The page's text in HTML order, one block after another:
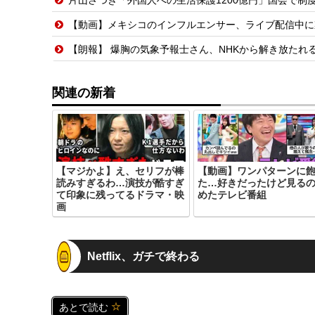
【動画】メキシコのインフルエンサー、ライブ配信中
【朗報】 爆胸の気象予報士さん、NHKから解き放たれ
関連の新着
【マジかよ】え、セリフが棒
読みすぎるわ…演技が酷すぎ
て印象に残ってるドラマ・映
画
【動画】ワンパターンに
た…好きだったけど見る
めたテレビ番組
Netflix、ガチで終わる
あとで読む